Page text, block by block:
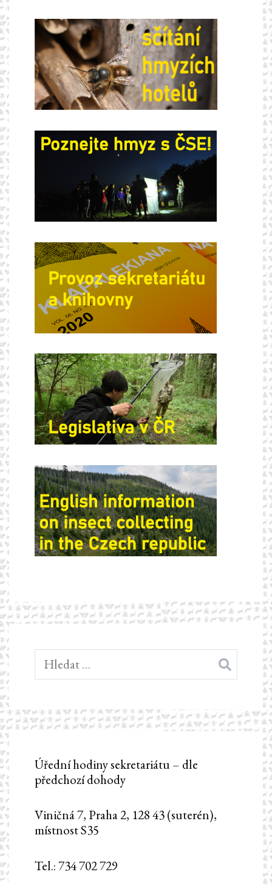
Vyhledávání
Úřední hodiny sekretariátu – dle
předchozí dohody
Viničná 7, Praha 2, 128 43 (suterén),
místnost S35
Tel.: 734 702 729